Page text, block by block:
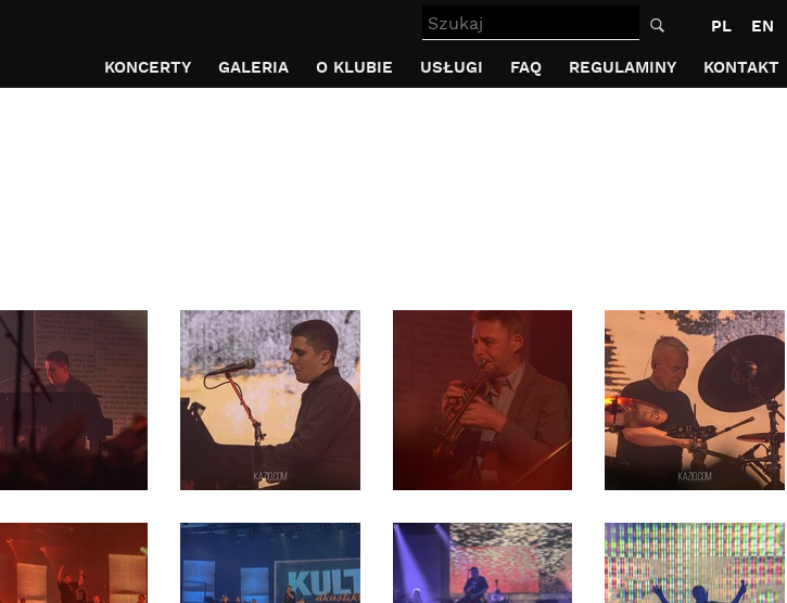
Szukaj PL
EN
KONCERTY
GALERIA O KLUBIE USŁUGI FAQ REGULAMINY KONTAKT